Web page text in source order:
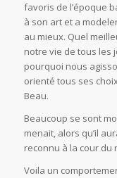
favoris de l’époque
à son art et a
au mieux. Quel
notre vie de tous les
pourquoi nous
orienté tous ses
Beau.
Beaucoup se sont
menait, alors qu’il
reconnu à la cour du
Voila un